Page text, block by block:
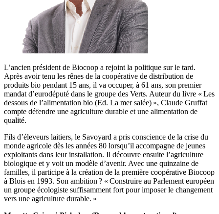
L’ancien président de Biocoop a rejoint la politique sur le tard.
Après avoir tenu les rênes de la coopérative de distribution de
produits bio pendant 15 ans, il va occuper, à 61 ans, son premier
mandat d’eurodéputé dans le groupe des Verts. Auteur du livre « Les
dessous de l’alimentation bio (Ed. La mer salée) », Claude Gruffat
compte défendre une agriculture durable et une alimentation de
qualité.
Fils d’éleveurs laitiers, le Savoyard a pris conscience de la crise du
monde agricole dès les années 80 lorsqu’il accompagne de jeunes
exploitants dans leur installation. Il découvre ensuite l’agriculture
biologique et y voit un modèle d’avenir. Avec une quinzaine de
familles, il participe à la création de la première coopérative Biocoop
à Blois en 1993. Son ambition ? « Construire au Parlement européen
un groupe écologiste suffisamment fort pour imposer le changement
vers une agriculture durable. »